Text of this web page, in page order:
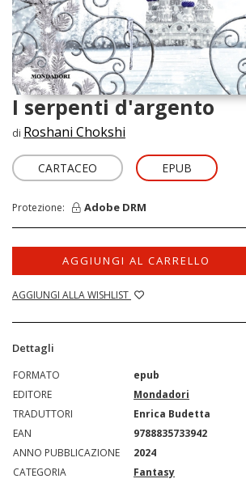
I serpenti d'argento
di Roshani Chokshi
CARTACEO EPUB
Protezione: Adobe DRM
AGGIUNGI AL CARRELLO
AGGIUNGI ALLA WISHLIST
Dettagli
FORMATO
epub
EDITORE
Mondadori
TRADUTTORI
Enrica Budetta
EAN
9788835733942
ANNO PUBBLICAZIONE
2024
CATEGORIA
Fantasy